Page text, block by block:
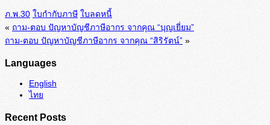
ภ.พ.30 ใบกำกับภาษี ใบลดหนี้
« ถาม-ตอบ ปัญหาบัญชีภาษีอากร จากคุณ “บุญเยี่ยม”
ถาม-ตอบ ปัญหาบัญชีภาษีอากร จากคุณ “สิริรัตน์” »
Languages
English
ไทย
Recent Posts